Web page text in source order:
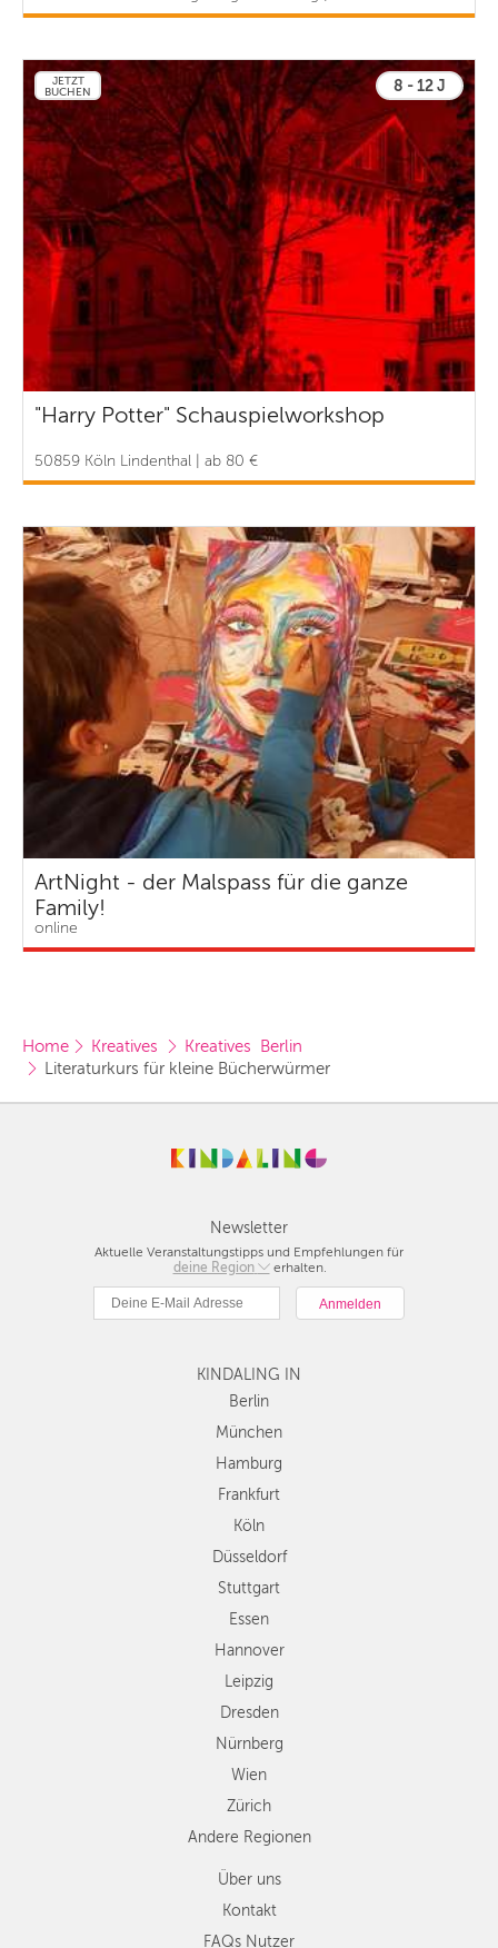
JETZT
BUCHEN
8 - 12 J
"Harry Potter" Schauspielworkshop
50859 Köln Lindenthal | ab 80 €
ArtNight - der Malspass für die ganze
Family!
online
Home Kreatives
Kreatives  Berlin
Literaturkurs für kleine Bücherwürmer
Newsletter
Aktuelle Veranstaltungstipps und Empfehlungen für
deine Region
Berlin
München
Hamburg
Köln
Düsseldorf
Stuttgart
Essen
Dresden
Nürnberg
Wien
Zürich
Andere
Regionen
erhalten.
KINDALING IN
Berlin
München
Hamburg
Frankfurt
Köln
Düsseldorf
Stuttgart
Essen
Hannover
Leipzig
Dresden
Nürnberg
Wien
Zürich
Andere Regionen
Über uns
Kontakt
FAQs Nutzer